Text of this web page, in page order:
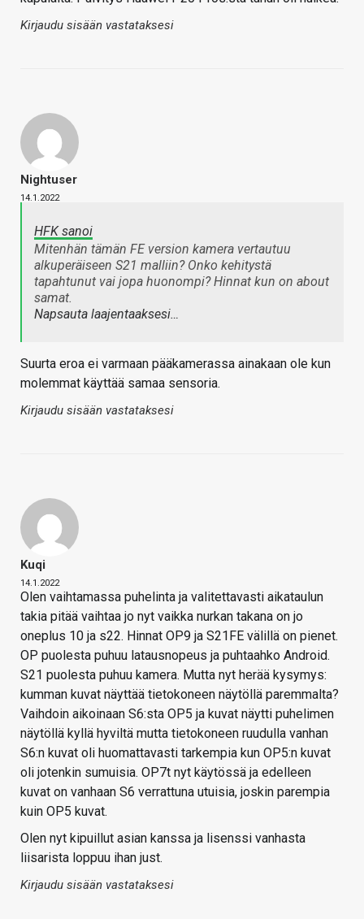
Kirjaudu sisään vastataksesi
Nightuser
14.1.2022
HFK sanoi
Mitenhän tämän FE version kamera vertautuu
alkuperäiseen S21 malliin? Onko kehitystä
tapahtunut vai jopa huonompi? Hinnat kun on about
samat.
Napsauta laajentaaksesi…
Suurta eroa ei varmaan pääkamerassa ainakaan ole kun
molemmat käyttää samaa sensoria.
Kirjaudu sisään vastataksesi
Kuqi
14.1.2022
Olen vaihtamassa puhelinta ja valitettavasti aikataulun
takia pitää vaihtaa jo nyt vaikka nurkan takana on jo
oneplus 10 ja s22. Hinnat OP9 ja S21FE välillä on pienet.
OP puolesta puhuu latausnopeus ja puhtaahko Android.
S21 puolesta puhuu kamera. Mutta nyt herää kysymys:
kumman kuvat näyttää tietokoneen näytöllä paremmalta?
Vaihdoin aikoinaan S6:sta OP5 ja kuvat näytti puhelimen
näytöllä kyllä hyviltä mutta tietokoneen ruudulla vanhan
S6:n kuvat oli huomattavasti tarkempia kun OP5:n kuvat
oli jotenkin sumuisia. OP7t nyt käytössä ja edelleen
kuvat on vanhaan S6 verrattuna utuisia, joskin parempia
kuin OP5 kuvat.
Olen nyt kipuillut asian kanssa ja lisenssi vanhasta
liisarista loppuu ihan just.
Kirjaudu sisään vastataksesi